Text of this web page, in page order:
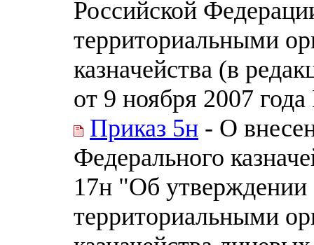
Российской
территориальными
казначейства (в
от 9 ноября 2007
Приказ 5н - О
Федерального
17н "Об утверждении
территориальными